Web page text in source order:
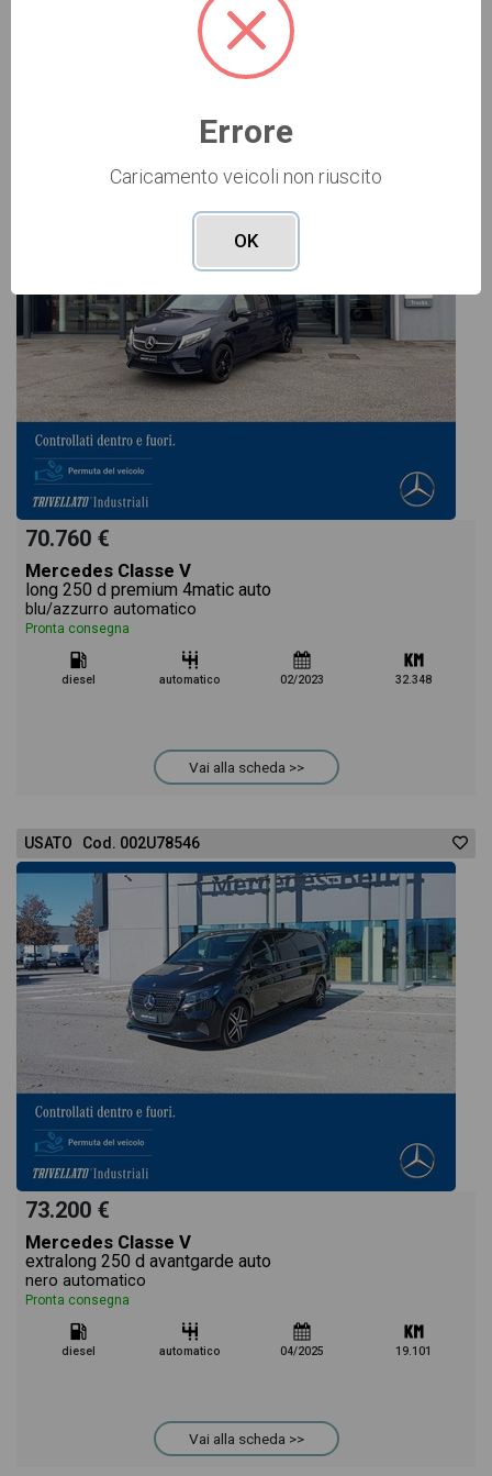
automatico 10/2023
USATO Cod. 002U78037
70.760 €
Mercedes Classe V
long 250 d premium 4matic auto
blu/azzurro automatico
Pronta consegna
diesel automatico 02/2023 32.348
Vai alla scheda >>
USATO Cod. 002U78546
73.200 €
Mercedes Classe V
extralong 250 d avantgarde auto
nero automatico
Pronta consegna
diesel automatico 04/2025 19.101
Vai alla scheda >>
Errore
Caricamento veicoli non riuscito
OK